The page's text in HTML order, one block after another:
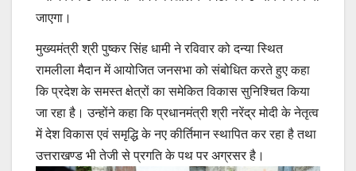
जाएगा।
मुख्यमंत्री श्री पुष्कर सिंह धामी ने रविवार को दन्या स्थित
रामलीला मैदान में आयोजित जनसभा को संबोधित करते हुए कहा
कि प्रदेश के समस्त क्षेत्रों का समेकित विकास सुनिश्चित किया
जा रहा है। उन्होंने कहा कि प्रधानमंत्री श्री नरेंद्र मोदी के नेतृत्व
में देश विकास एवं समृद्धि के नए कीर्तिमान स्थापित कर रहा है तथा
उत्तराखण्ड भी तेजी से प्रगति के पथ पर अग्रसर है।